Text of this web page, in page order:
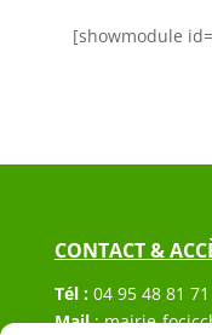
[showmodule
CONTACT &
Tél : 04 95 48 81 71
Mail:mairie-